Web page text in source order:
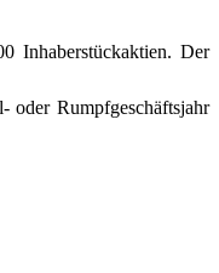
Inhaberstückaktien. Der
Rumpfgeschäftsjahr